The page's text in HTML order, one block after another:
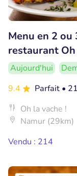
Menu en 2 ou
restaurant Oh
Aujourd'hui
9.4
Parfait •
Oh la vache !
Namur (29km)
Vendu : 214